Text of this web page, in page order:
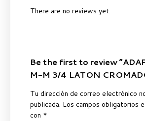
There are no reviews yet.
Be the first to review
M-M 3/4 LATON
Tu dirección de correo electrónico
publicada. Los campos obligatorios
con *